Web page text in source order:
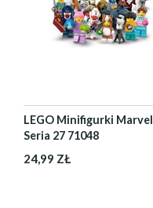
LEGO Minifigurki Marvel
Seria 27 71048
24,99 ZŁ